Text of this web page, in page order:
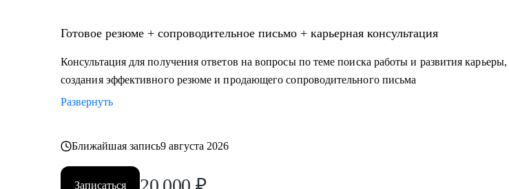
Готовое резюме + сопроводительное письмо + карьерная консультация
Консультация для получения ответов на вопросы по теме поиска работы и развития карьеры,
создания эффективного резюме и продающего сопроводительного письма
Развернуть
Ближайшая запись9 августа 2026
Записаться